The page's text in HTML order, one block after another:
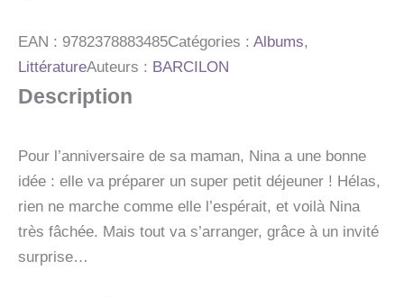
EN
COLERE
EAN : 9782378883485Catégories : Albums,
LittératureAuteurs : BARCILON
Description
Pour l’anniversaire de sa maman, Nina a une bonne
idée : elle va préparer un super petit déjeuner ! Hélas,
rien ne marche comme elle l’espérait, et voilà Nina
très fâchée. Mais tout va s’arranger, grâce à un invité
surprise…